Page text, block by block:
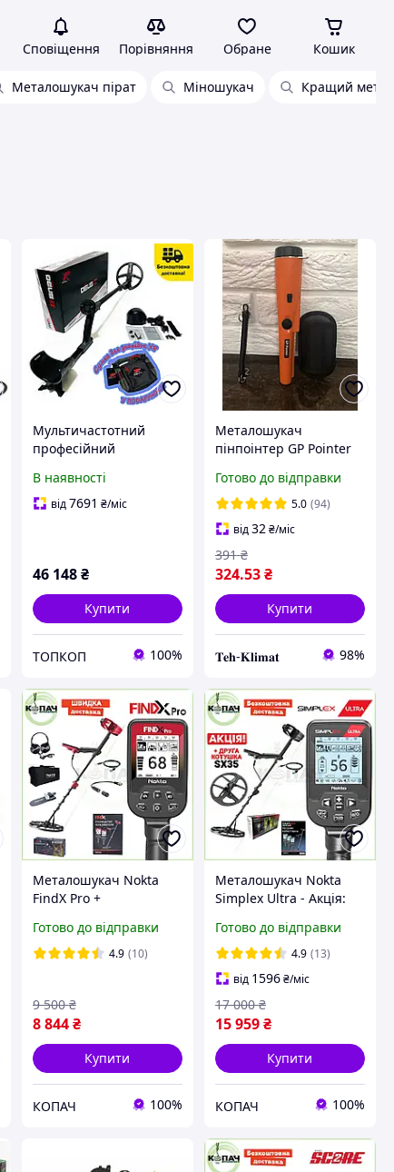
Сповіщення Порівняння Обране Кошик
Металошукач пірат Міношукач Кращий
Мультичастотний
професійний
22 FMF WS6 Lite
В наявності
від7691 ₴/міс
46 148 ₴
Купити
ТОПКОП 100%
Металошукач
пінпоінтер GP Pointer
цілевказівник) +
прозорий чохол
Готово до відправки
5.0 (94)
від32₴/міс
324.53₴
391 ₴
Купити
𝐓𝐞𝐡-𝐊𝐥𝐢𝐦𝐚𝐭 98%
Металошукач Nokta
FindX Pro +
комплект. Захист IP68.
Акумулятор. Частота 15
Готово до відправки
4.9 (10)
8 844 ₴
9 500 ₴
Купити
КОПАЧ 100%
Металошукач Nokta
Simplex Ultra - Акція:
подарунок! Частота 15
кГц. Гарантія 3 роки!
Безкоштовна доставка
Готово до відправки
4.9 (13)
від 1596₴/міс
15 959₴
17 000 ₴
Купити
КОПАЧ 100%